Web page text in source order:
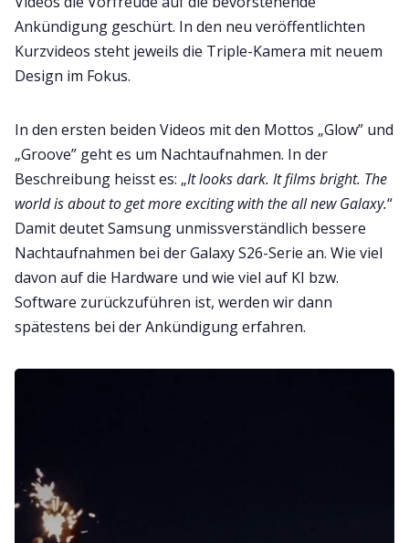
Ankündigung geschürt. In den neu veröffentlichten
Kurzvideos steht jeweils die Triple-Kamera mit neuem
Design im Fokus.
In den ersten beiden Videos mit den Mottos „Glow” und
„Groove” geht es um Nachtaufnahmen. In der
Beschreibung heisst es: „It looks dark. It films bright. The
world is about to get more exciting with the all new Galaxy.“
Damit deutet Samsung unmissverständlich bessere
Nachtaufnahmen bei der Galaxy S26-Serie an. Wie viel
davon auf die Hardware und wie viel auf KI bzw.
Software zurückzuführen ist, werden wir dann
spätestens bei der Ankündigung erfahren.